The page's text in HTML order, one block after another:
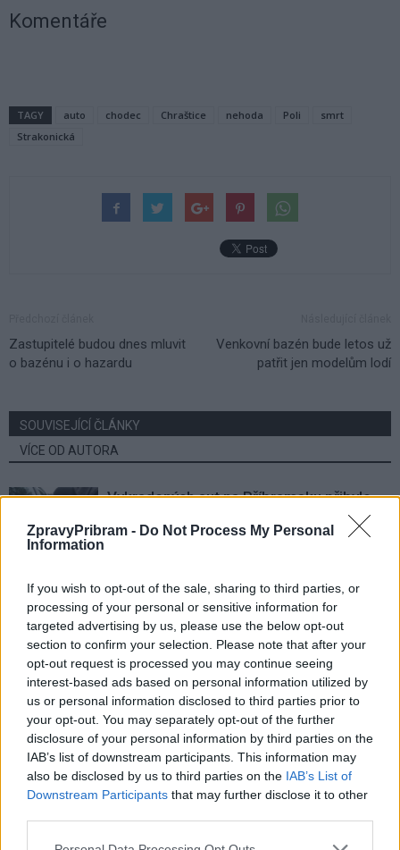
ZpravyPribram - Do Not Process My Personal
Information
If you wish to opt-out of the sale, sharing to third parties, or
processing of your personal or sensitive information for
targeted advertising by us, please use the below opt-out
section to confirm your selection. Please note that after your
opt-out request is processed you may continue seeing
interest-based ads based on personal information utilized by
us or personal information disclosed to third parties prior to
your opt-out. You may separately opt-out of the further
disclosure of your personal information by third parties on the
IAB’s list of downstream participants. This information may
also be disclosed by us to third parties on the IAB’s List of
Downstream Participants that may further disclose it to other
Komentáře
TAGY auto chodec Chraštice nehoda Poli
smrt
Strakonická
Zastupitelé budou dnes mluvit
o bazénu i o hazardu
Venkovní bazén bude letos už
patřit jen modelům lodí
SOUVISEJÍCÍ ČLÁNKY
VÍCE OD AUTORA
Krimi
Vykradených aut na Příbramsku přibylo.
Březnicko
Na zámku v Bukovanech tráví prázdniny
přes 70 dětí. Příměstské tábory se konají
poprvé
Každý sedmý řidič měl problém. Policie
při víkendové akci na Příbramsku odhalila
30 přestupků